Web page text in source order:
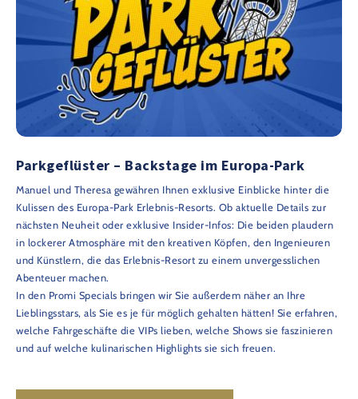
Parkgeflüster – Backstage im Europa-Park
Manuel und Theresa gewähren Ihnen exklusive Einblicke hinter die
Kulissen des Europa-Park Erlebnis-Resorts. Ob aktuelle Details zur
nächsten Neuheit oder exklusive Insider-Infos: Die beiden plaudern
in lockerer Atmosphäre mit den kreativen Köpfen, den Ingenieuren
und Künstlern, die das Erlebnis-Resort zu einem unvergesslichen
Abenteuer machen.
In den Promi Specials bringen wir Sie außerdem näher an Ihre
Lieblingsstars, als Sie es je für möglich gehalten hätten! Sie erfahren,
welche Fahrgeschäfte die VIPs lieben, welche Shows sie faszinieren
und auf welche kulinarischen Highlights sie sich freuen.